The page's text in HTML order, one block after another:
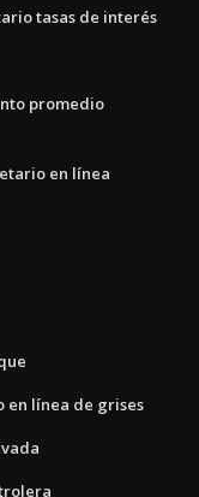
tasas de interés
promedio
en línea
en línea de grises